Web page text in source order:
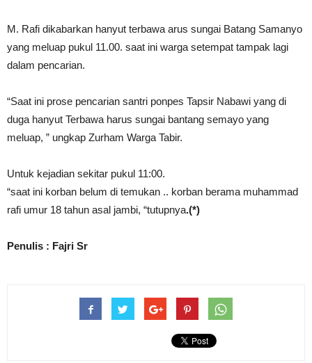
M. Rafi dikabarkan hanyut terbawa arus sungai Batang Samanyo
yang meluap pukul 11.00. saat ini warga setempat tampak lagi
dalam pencarian.
“Saat ini prose pencarian santri ponpes Tapsir Nabawi yang di
duga hanyut Terbawa harus sungai bantang semayo yang
meluap, ” ungkap Zurham Warga Tabir.
Untuk kejadian sekitar pukul 11:00.
“saat ini korban belum di temukan .. korban berama muhammad
rafi umur 18 tahun asal jambi, “tutupnya.(*)
Penulis : Fajri Sr